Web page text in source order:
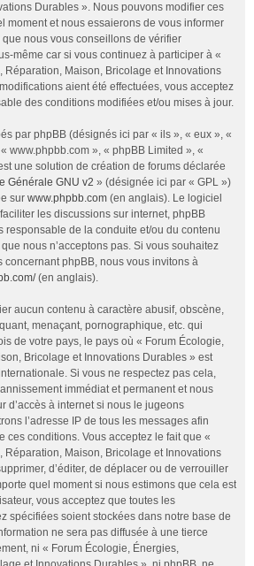
Durables ». Nous pouvons modifier ces
moment et nous essaierons de vous informer
nous vous conseillons de vérifier
même car si vous continuez à participer à «
Réparation, Maison, Bricolage et Innovations
aient été effectuées, vous acceptez
des conditions modifiées et/ou mises à jour.
par phpBB (désignés ici par « ils », « eux », «
www.phpbb.com », « phpBB Limited », «
une solution de création de forums déclarée
Générale GNU v2 » (désignée ici par « GPL »)
sur www.phpbb.com (en anglais). Le logiciel
les discussions sur internet, phpBB
responsable de la conduite et/ou du contenu
nous n’acceptons pas. Si vous souhaitez
concernant phpBB, nous vous invitons à
(en anglais).
aucun contenu à caractère abusif, obscène,
menaçant, pornographique, etc. qui
de votre pays, le pays où « Forum Écologie,
Bricolage et Innovations Durables » est
Si vous ne respectez pas cela,
immédiat et permanent et nous
d’accès à internet si nous le jugeons
l’adresse IP de tous les messages afin
ces conditions. Vous acceptez le fait que «
Réparation, Maison, Bricolage et Innovations
d’éditer, de déplacer ou de verrouiller
quel moment si nous estimons que cela est
vous acceptez que toutes les
spécifiées soient stockées dans notre base de
ne sera pas diffusée à une tierce
ni « Forum Écologie, Énergies,